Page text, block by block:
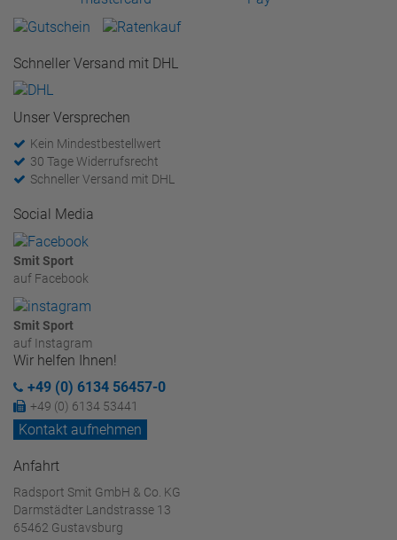
Schneller Versand mit DHL
Unser Versprechen
Kein Mindestbestellwert
30 Tage Widerrufsrecht
Schneller Versand mit DHL
Social Media
Smit Sport
auf Facebook
Smit Sport
auf Instagram
Wir helfen Ihnen!
+49 (0) 6134 56457-0
+49 (0) 6134 53441
Kontakt aufnehmen
Anfahrt
Radsport Smit GmbH & Co. KG
Darmstädter Landstrasse 13
65462 Gustavsburg